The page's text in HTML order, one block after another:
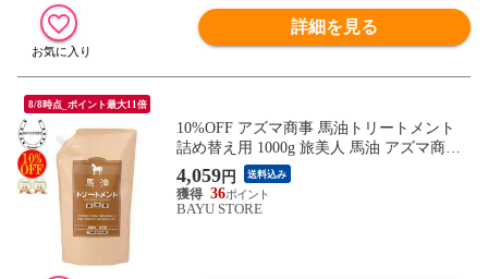
詳細を見る
8/8時点_ポイント最大11倍
10%OFF アズマ商事 馬油トリートメント
詰め替え用 1000g 旅美人 馬油 アズマ商事
ばゆ ばーゆ トリートメント アズマ商事 詰
替 旅美人馬油トリートメント 旅美人トリ
ートメント バーユ アズマ商事馬油 アズマ
4,059円 送料込み
36
BAYU STORE